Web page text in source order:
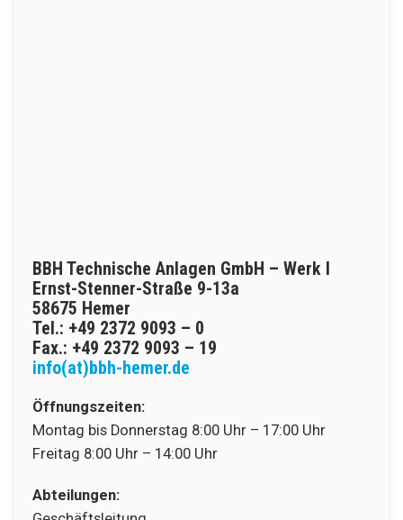
BBH Technische Anlagen GmbH – Werk I
Ernst-Stenner-Straße 9-13a
58675 Hemer
Tel.: +49 2372 9093 – 0
Fax.: +49 2372 9093 – 19
info(at)bbh-hemer.de
Öffnungszeiten:
Montag bis Donnerstag 8:00 Uhr – 17:00 Uhr
Freitag 8:00 Uhr – 14:00 Uhr
Abteilungen: